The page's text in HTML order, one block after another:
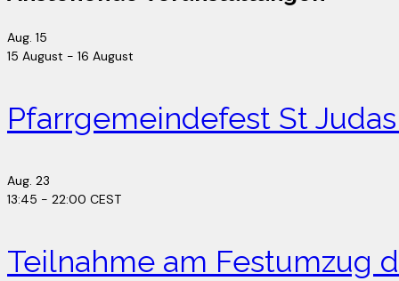
Aug. 15
15 August - 16 August
Pfarrgemeindefest St
Aug. 23
13:45 - 22:00 CEST
Teilnahme am Festumzug